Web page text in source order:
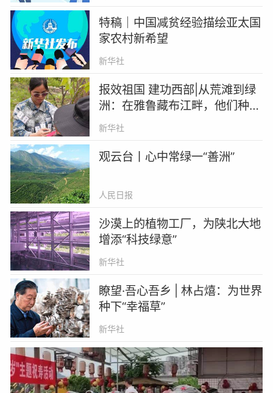
特稿｜中国减贫经验描绘亚太国
家农村新希望
新华社
报效祖国 建功西部|从荒滩到绿
洲：在雅鲁藏布江畔，他们种下
万亩核桃林
新华社
观云台丨心中常绿一“善洲”
人民日报
沙漠上的植物工厂，为陕北大地
增添“科技绿意”
新华社
瞭望·吾心吾乡 | 林占熺：为世界
种下“幸福草”
新华社